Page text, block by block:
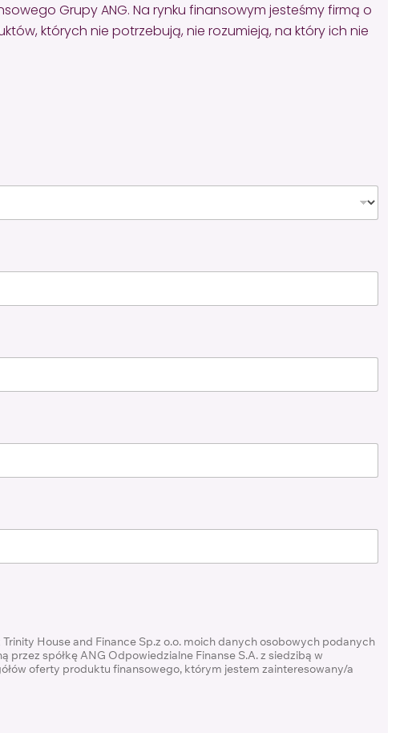
Grupy ANG. Na rynku finansowym jesteśmy firmą o
których nie potrzebują, nie rozumieją, na który ich nie
House and Finance Sp.z o.o. moich danych osobowych podanych
spółkę ANG Odpowiedzialne Finanse S.A. z siedzibą w
oferty produktu finansowego, którym jestem zainteresowany/a